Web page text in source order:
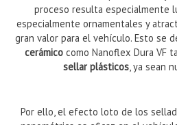
tu interior de forma permanente y
proceso resulta especialmente
especialmente ornamentales y
gran valor para el vehículo. Esto se
como Nanoflex Dura VF